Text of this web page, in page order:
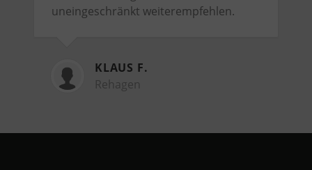
uneingeschränkt weiterempfehlen.
KLAUS F.
Rehagen